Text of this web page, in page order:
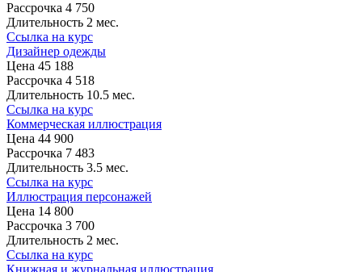
Рассрочка 4 750
Длительность 2 мес.
Ссылка на курс
Дизайнер одежды
Цена 45 188
Рассрочка 4 518
Длительность 10.5 мес.
Ссылка на курс
Коммерческая иллюстрация
Цена 44 900
Рассрочка 7 483
Длительность 3.5 мес.
Ссылка на курс
Иллюстрация персонажей
Цена 14 800
Рассрочка 3 700
Длительность 2 мес.
Ссылка на курс
Книжная и журнальная иллюстрация